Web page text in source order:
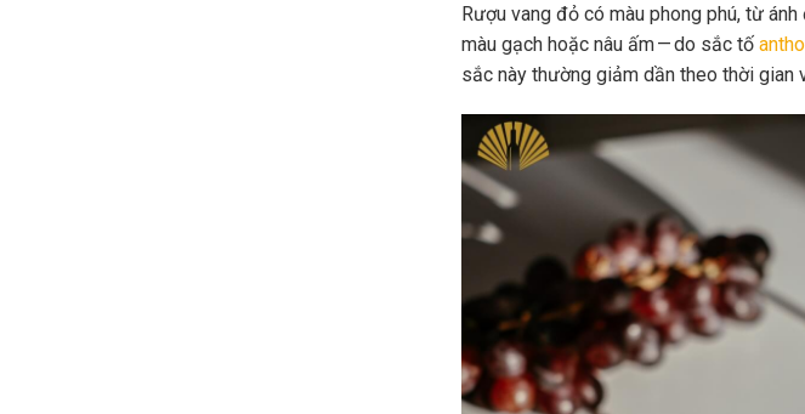
Rượu vang đỏ có màu phong phú, từ
màu gạch hoặc nâu ấm — do sắc tố
sắc này thường giảm dần theo thời gian